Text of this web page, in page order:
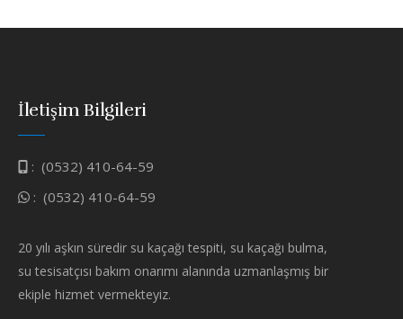
İletişim Bilgileri
: (0532) 410-64-59
: (0532) 410-64-59
20 yılı aşkın süredir su kaçağı tespiti, su kaçağı bulma,
su tesisatçısı bakım onarımı alanında uzmanlaşmış bir
ekiple hizmet vermekteyiz.